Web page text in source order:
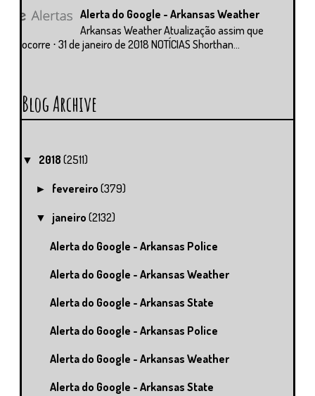
Alerta do Google - Arkansas Weather
Arkansas Weather Atualização assim que
ocorre ⋅ 31 de janeiro de 2018 NOTÍCIAS Shorthan...
Blog Archive
▼ 2018 (2511)
► fevereiro(379)
▼ janeiro(2132)
Alerta do Google - Arkansas Police
Alerta do Google - Arkansas Weather
Alerta do Google - Arkansas State
Alerta do Google - Arkansas Police
Alerta do Google - Arkansas Weather
Alerta do Google - Arkansas State